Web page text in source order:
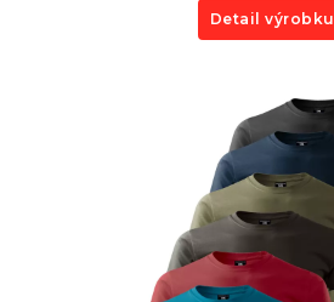
Detail výrobku